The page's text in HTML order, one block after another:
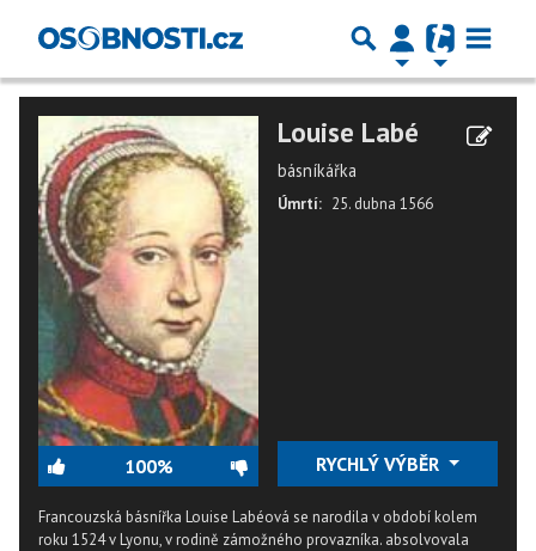
100%
Louise Labé
básníkářka
Úmrtí: 25. dubna 1566
RYCHLÝ VÝBĚR
Francouzská básnířka Louise Labéová se narodila v období kolem
roku 1524 v Lyonu, v rodině zámožného provazníka. absolvovala